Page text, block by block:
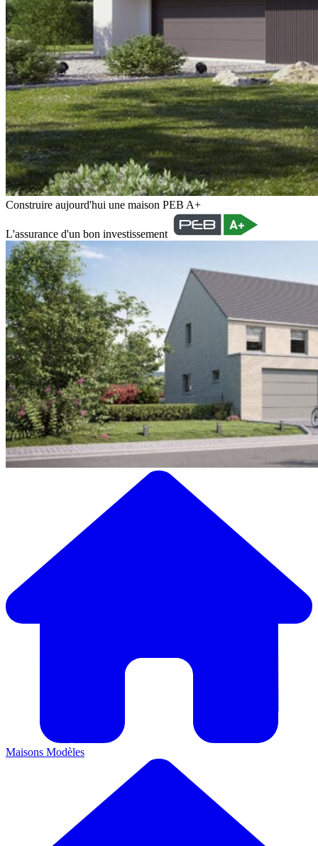
Construire aujourd'hui une maison PEB A+
L'assurance d'un bon investissement
Maisons Modèles